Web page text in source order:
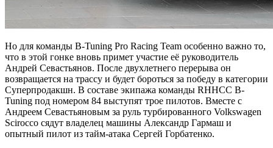
Но для команды B-Tuning Pro Racing Team особенно важно то,
что в этой гонке вновь примет участие её руководитель
Андрей Севастьянов. После двухлетнего перерыва он
возвращается на трассу и будет бороться за победу в категории
Суперпродакшн. В составе экипажа команды RHHCC B-
Tuning под номером 84 выступят трое пилотов. Вместе с
Андреем Севастьяновым за руль турбированного Volkswagen
Scirocco сядут владелец машины Александр Гармаш и
опытный пилот из тайм-атака Сергей Горбатенко.